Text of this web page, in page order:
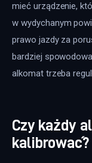
mieć urządzenie,
w wydychanym
prawo jazdy za
bardziej
alkomat trzeba
Czy każdy
kalibrować?